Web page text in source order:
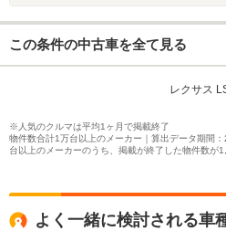
この条件の中古車を全て見る
レクサス
※人気のクルマは平均1ヶ月で掲載終了
物件数合計1万台以上のメーカー｜算出データ期間
台以上のメーカーのうち、掲載が終了した物件数が
よく一緒に検討される車